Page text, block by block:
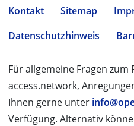
Kontakt Sitemap
Datenschutzhinweis
Für allgemeine Fragen zum
access.network,
Ihnen gerne unter
Verfügung. Alternativ